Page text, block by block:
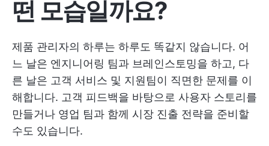
떤 모습일까요?
제품 관리자의 하루는 하루도 똑같지 않습니다. 어
느 날은 엔지니어링 팀과 브레인스토밍을 하고, 다
른 날은 고객 서비스 및 지원팀이 직면한 문제를 이
해합니다. 고객 피드백을 바탕으로 사용자 스토리를
만들거나 영업 팀과 함께 시장 진출 전략을 준비할
수도 있습니다.